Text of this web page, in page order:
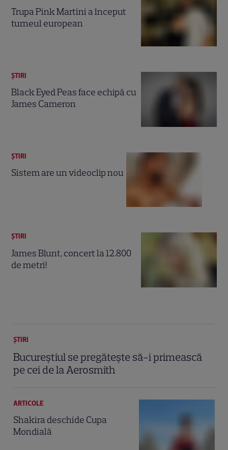
Trupa Pink Martini a început
turneul european
ȘTIRI
Black Eyed Peas face echipă cu
James Cameron
ȘTIRI
Sistem are un videoclip nou
ȘTIRI
James Blunt, concert la 12.800
de metri!
ȘTIRI
Bucureştiul se pregăteşte să-i primească
pe cei de la Aerosmith
ARTICOLE
Shakira deschide Cupa
Mondială